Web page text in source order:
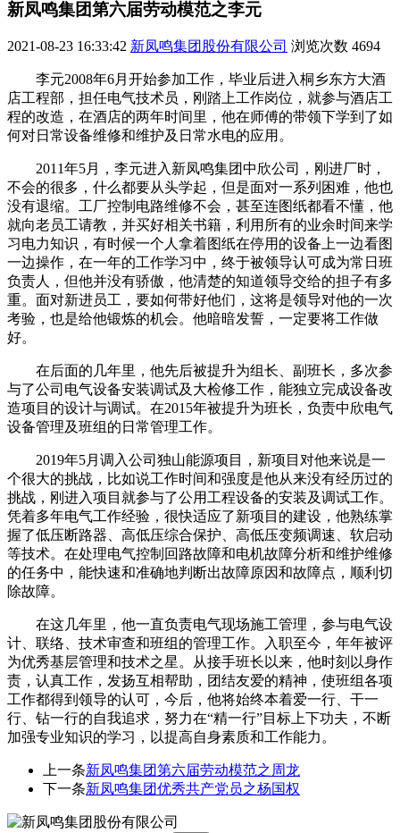
新凤鸣集团第六届劳动模范之李元
2021-08-23 16:33:42 新凤鸣集团股份有限公司 浏览次数 4694
李元2008年6月 开始参加工作，毕业后进入桐乡东方大酒
店工程部，担任电气技术员，刚踏上工作岗位，就参与酒店工
程的改造，在酒店的两年时间里， 他在师傅的带领下学到了如
何对日常设备维修和维护及日常水电的应用。
2011年5月 ，李元进入新凤鸣集团中欣公司，刚进厂时 ，
不会的很多，什么都要从头学起， 但是面对一系列 困难 ，他也
没有退缩。工厂控制电路维修不会，甚至连图纸都看不懂， 他
就向老员工请教，并买好相关书籍，利用所有的业余时间来学
习电力知识，有时候一个人拿着图纸在停用的设备上一边看图
一边操作，在一年的工作学习中， 终于被领导认可成为常日班
负责人，但他并没有骄傲， 他清楚的知道领导交给的担子有多
重。面对新进员工 ，要如何带好他们，这将是领导对他的一次
考验，也是给他锻炼的机会。 他暗暗发誓 ， 一定要将工作做
好。
在后面的几年里 ，他先后被提升为组长、副班长，多次参
与了公司电气设备安装调试及大检修工作，能独立完成设备改
造项目的设计与调试。在2015年被提升为班长，负责中欣电气
设备管理及班组的日常管理工作。
2019年5月调入公司独山能源项目，新项目对他来说是一
个很大的挑战，比如说工作时间和强度是他从来没有经历过的
挑战，刚进入项目就参与了公用工程设备的安装及调试工作。
凭着多年电气工作经验，很快适应了新项目的建设， 他熟练掌
握了低压断路器、高低压综合保护、高低压变频调速、软启动
等技术。在处理电气控制回路故障和电机故障分析和维护维修
的任务中，能快速和准确地判断出故障原因和故障点，顺利切
除故障。
在这几年里，他一直负责电气现场施工管理，参与电气设
计、联络、技术审查和班组的管理工作。入职至今，年年被评
为优秀基层管理和技术之星。从接手班长以来， 他时刻 以身作
责，认真工作，发扬互相帮助，团结友爱的精神，使班组各项
工作都得到领导的认可， 今后，他将始终本着爱一行、干一
行、钻一行的自我追求，努力在“精一行”目标上下功夫，不断
加强专业知识的学习，以提高自身素质和工作能力。
上一条新凤鸣集团第六届劳动模范之周龙
下一条新凤鸣集团优秀共产党员之杨国权